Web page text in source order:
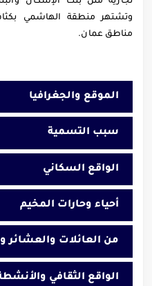
وتشتهر منطقة الهاشمي
مناطق عمان.
الموقع والجغرافيا
سبب التسمية
الواقع السكاني
أحياء وحارات المخيم
من العائلات والعشائر
الواقع الثقافي